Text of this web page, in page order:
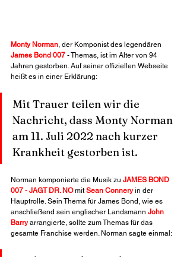
Monty Norman , der Komponist des legendären
James Bond 007 - Themas, ist im Alter von 94
Jahren gestorben. Auf seiner offiziellen Webseite
heißt es in einer Erklärung:
Mit Trauer teilen wir die
Nachricht, dass Monty Norman
am 11. Juli 2022 nach kurzer
Krankheit gestorben ist.
Norman komponierte die Musik zu JAMES BOND
007 - JAGT DR. NO mit Sean Connery in der
Hauptrolle. Sein Thema für James Bond, wie es
anschließend sein englischer Landsmann John
Barry arrangierte, sollte zum Themas für das
gesamte Franchise werden. Norman sagte einmal: